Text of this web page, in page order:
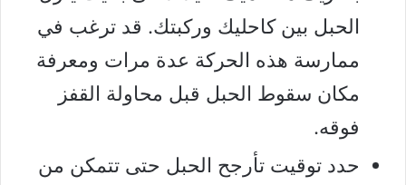
الحبل بين كاحليك وركبتك. قد ترغب في
ممارسة هذه الحركة عدة مرات ومعرفة
مكان سقوط الحبل قبل محاولة القفز
فوقه.
حدد توقيت تأرجح الحبل حتى تتمكن من